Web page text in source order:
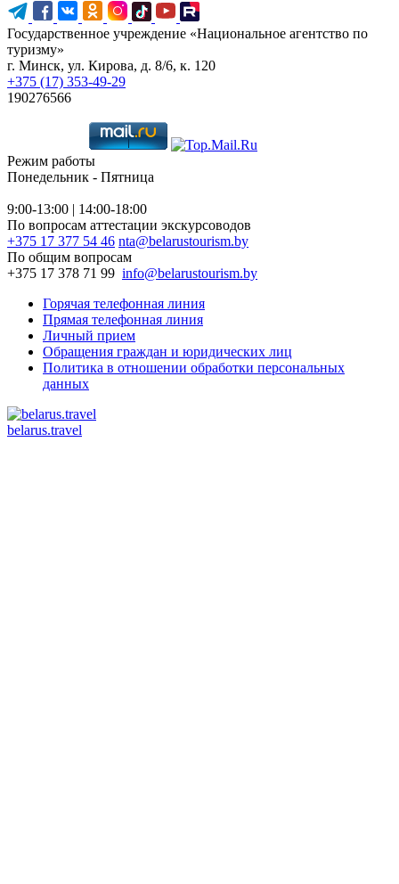
Государственное учреждение «Национальное агентство по
туризму»
г. Минск, ул. Кирова, д. 8/6, к. 120
+375 (17) 353-49-29
190276566
Режим работы
Понедельник - Пятница
9:00-13:00 | 14:00-18:00
По вопросам аттестации экскурсоводов
+375 17 377 54 46 nta@belarustourism.by
По общим вопросам
+375 17 378 71 99 info@belarustourism.by
Горячая телефонная линия
Прямая телефонная линия
Личный прием
Обращения граждан и юридических лиц
Политика в отношении обработки персональных
данных
belarus.travel